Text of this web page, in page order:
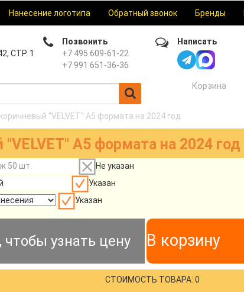
Нанесение логотипа Обратный звонок Бренды
СТР. 1
Позвонить
+7 495 609-61-22
+7 991 651-36-36
Написать
Корзина
"VELVET" А5 формата на 2024 год
А5 формата на 2024 год
Не указан
Указан
Указан
узнать цену В корзину
СТОИМОСТЬ ТОВАРА: 0